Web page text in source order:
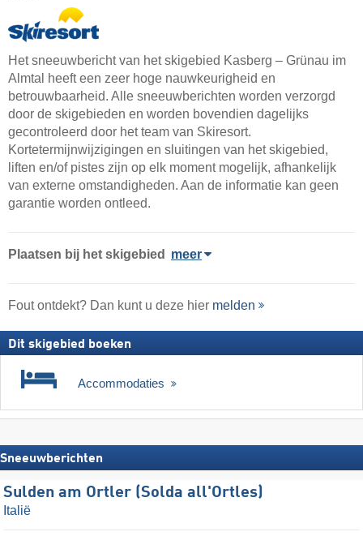
Het sneeuwbericht van het skigebied Kasberg – Grünau im
Almtal heeft een zeer hoge nauwkeurigheid en
betrouwbaarheid. Alle sneeuwberichten worden verzorgd
door de skigebieden en worden bovendien dagelijks
gecontroleerd door het team van Skiresort.
Kortetermijnwijzigingen en sluitingen van het skigebied,
liften en/of pistes zijn op elk moment mogelijk, afhankelijk
van externe omstandigheden. Aan de informatie kan geen
garantie worden ontleed.
Plaatsen bij het skigebied meer
Fout ontdekt? Dan kunt u deze hier melden
Dit skigebied boeken
Accommodaties
Sneeuwberichten
Sulden am Ortler (Solda all'Ortles)
Italië